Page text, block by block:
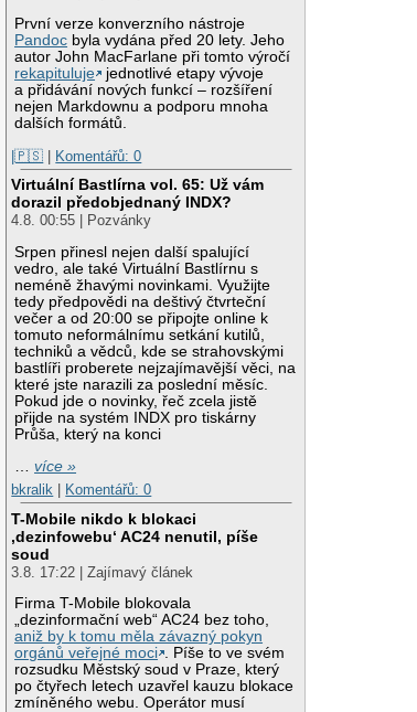
První verze konverzního nástroje
Pandoc byla vydána před 20 lety. Jeho
autor John MacFarlane při tomto výročí
rekapituluje
jednotlivé etapy vývoje
a přidávání nových funkcí – rozšíření
nejen Markdownu a podporu mnoha
dalších formátů.
|🇵🇸 | Komentářů: 0
Virtuální Bastlírna vol. 65: Už vám
dorazil předobjednaný INDX?
4.8. 00:55 | Pozvánky
Srpen přinesl nejen další spalující
vedro, ale také Virtuální Bastlírnu s
neméně žhavými novinkami. Využijte
tedy předpovědi na deštivý čtvrteční
večer a od 20:00 se připojte online k
tomuto neformálnímu setkání kutilů,
techniků a vědců, kde se strahovskými
bastlíři proberete nejzajímavější věci, na
které jste narazili za poslední měsíc.
Pokud jde o novinky, řeč zcela jistě
přijde na systém INDX pro tiskárny
Průša, který na konci
…více »
bkralik
Komentářů: 0
T-Mobile nikdo k blokaci
‚dezinfowebu‘ AC24 nenutil, píše
soud
3.8. 17:22 | Zajímavý článek
Firma T-Mobile blokovala
„dezinformační web“ AC24 bez toho,
aniž by k tomu měla závazný pokyn
orgánů veřejné moci . Píše to ve svém
rozsudku Městský soud v Praze, který
po čtyřech letech uzavřel kauzu blokace
zmíněného webu. Operátor musí